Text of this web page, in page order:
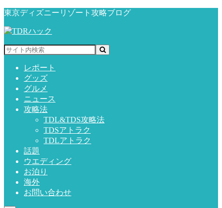
東京ディズニーリゾート攻略ブログ
レポート
グッズ
グルメ
ニュース
攻略法
TDL&TDS攻略法
TDSアトラク
TDLアトラク
話題
ウエディング
お泊り
海外
お問い合わせ